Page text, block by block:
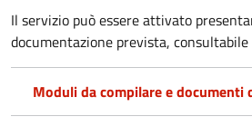
Il servizio può essere attivato
documentazione prevista, consultabile
Moduli da compilare e documenti